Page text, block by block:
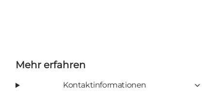
Mehr erfahren
Kontaktinformationen